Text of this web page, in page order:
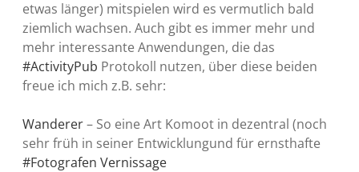
etwas länger) mitspielen wird es vermutlich bald
ziemlich wachsen. Auch gibt es immer mehr und
mehr interessante Anwendungen, die das
#ActivityPub Protokoll nutzen, über diese beiden
freue ich mich z.B. sehr:
Wanderer– So eine Art Komoot in dezentral (noch
sehr früh in seiner Entwicklungund für ernsthafte
#Fotografen Vernissage